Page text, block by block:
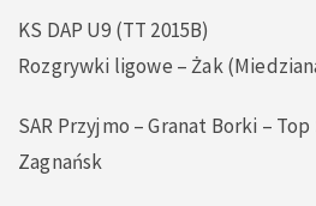
KS DAP U9 (TT 2015B)
Rozgrywki ligowe – Żak
SAR Przyjmo – Granat Borki –
Zagnańsk